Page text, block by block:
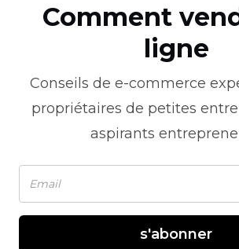
Comment
ligne
Conseils de e-commerce
propriétaires de petites
aspirants
s'abonner